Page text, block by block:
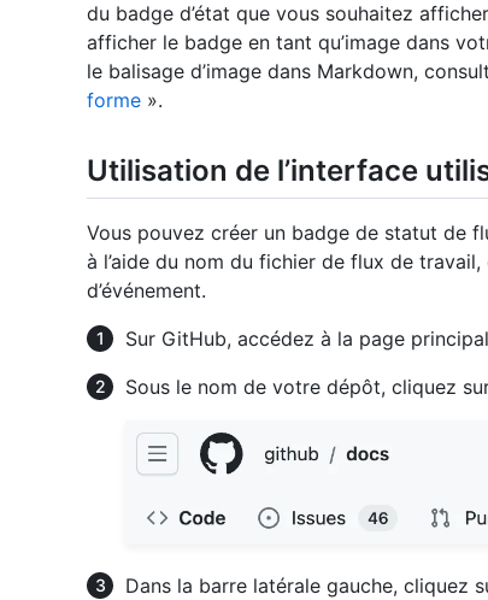
du badge d’état que vous souhaitez
afficher le badge en tant qu’image dans
le balisage d’image dans Markdown,
forme ».
Utilisation de l’interface
Vous pouvez créer un badge de statut de
à l’aide du nom du fichier de flux de
d’événement.
Sur GitHub, accédez à la page
Sous le nom de votre dépôt, cliquez
Dans la barre latérale gauche, cliquez